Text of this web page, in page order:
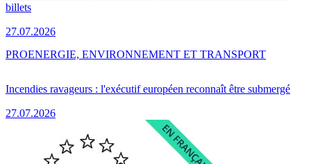
billets
27.07.2026
Incendies ravageurs : l'exécutif européen reconnaît être submergé
27.07.2026
PROENERGIE, ENVIRONNEMENT ET TRANSPORT